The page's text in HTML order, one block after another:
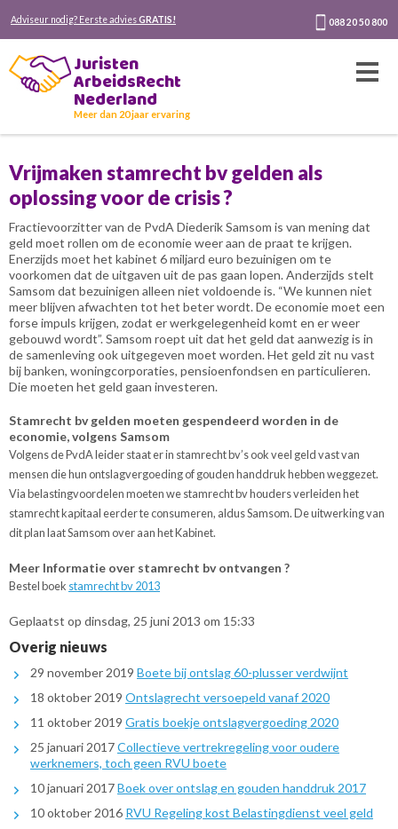
Adviseur nodig? Eerste adviesGRATIS! 088 20 50 800
Juristen
ArbeidsRecht
Nederland
Meer dan 20 jaar ervaring
Vrijmaken stamrecht bv gelden als
oplossing voor de crisis ?
Fractievoorzitter van de PvdA Diederik Samsom is van mening dat
geld moet rollen om de economie weer aan de praat te krijgen.
Enerzijds moet het kabinet 6 miljard euro bezuinigen om te
voorkomen dat de uitgaven uit de pas gaan lopen. Anderzijds stelt
Samsom dat bezuinigen alleen niet voldoende is. “We kunnen niet
meer blijven afwachten tot het beter wordt. De economie moet een
forse impuls krijgen, zodat er werkgelegenheid komt en er weer
gebouwd wordt”. Samsom roept uit dat het geld dat aanwezig is in
de samenleving ook uitgegeven moet worden. Het geld zit nu vast
bij banken, woningcorporaties, pensioenfondsen en particulieren.
Die moeten het geld gaan investeren.
Stamrecht bv gelden moeten gespendeerd worden in de
economie, volgens Samsom
Volgens de PvdA leider staat er in stamrecht bv’s ook veel geld vast van
mensen die hun ontslagvergoeding of gouden handdruk hebben weggezet.
Via belastingvoordelen moeten we stamrecht bv houders verleiden het
stamrecht kapitaal eerder te consumeren, aldus Samsom. De uitwerking van
dit plan laat Samsom over aan het Kabinet.
Meer Informatie over stamrecht bv ontvangen ?
Bestel boek stamrecht bv 2013
Geplaatst op dinsdag, 25 juni 2013 om 15:33
Overig nieuws
29 november 2019 Boete bij ontslag 60-plusser verdwijnt
18 oktober 2019 Ontslagrecht versoepeld vanaf 2020
11 oktober 2019 Gratis boekje ontslagvergoeding 2020
25 januari 2017Collectieve vertrekregeling voor oudere
werknemers, toch geen RVU boete
10 januari 2017Boek over ontslag en gouden handdruk 2017
10 oktober 2016 RVU Regeling kost Belastingdienst veel geld